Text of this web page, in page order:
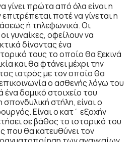
γίνει πρώτα από όλα είναι η
επιτρέπεται ποτέ να γίνεται η
ή τηλεφωνικά. Οι
γυναίκες, οφείλουν να
δίνοντας ένα
τους το οποίο θα ξεκινά
και θα φτάνει μέχρι την
ιατρός με τον οποίο θα
ο ασθενής λόγω του
δομικό στοιχείο του
στήλη, είναι ο
Είναι ο κατ΄ εξοχήν
σε βάθος το ιστορικό του
που θα κατευθύνει τον